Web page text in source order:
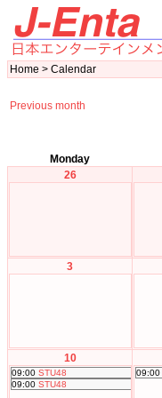
Home > Calendar
Previous month
Monday
26
3
10
09:00 STU48
09:00 STU48
09:00